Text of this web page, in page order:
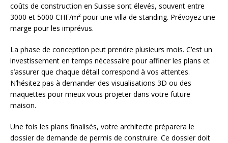
coûts de construction en Suisse sont élevés, souvent entre
3000 et 5000 CHF/m² pour une villa de standing. Prévoyez une
marge pour les imprévus.
La phase de conception peut prendre plusieurs mois. C’est un
investissement en temps nécessaire pour affiner les plans et
s’assurer que chaque détail correspond à vos attentes.
N’hésitez pas à demander des visualisations 3D ou des
maquettes pour mieux vous projeter dans votre future
maison.
Une fois les plans finalisés, votre architecte préparera le
dossier de demande de permis de construire. Ce dossier doit